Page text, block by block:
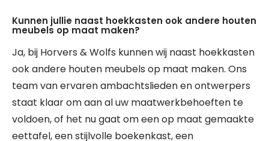
Kunnen jullie naast hoekkasten ook andere houten
meubels op maat maken?
Ja, bij Horvers & Wolfs kunnen wij naast hoekkasten
ook andere houten meubels op maat maken. Ons
team van ervaren ambachtslieden en ontwerpers
staat klaar om aan al uw maatwerkbehoeften te
voldoen, of het nu gaat om een op maat gemaakte
eettafel, een stijlvolle boekenkast, een